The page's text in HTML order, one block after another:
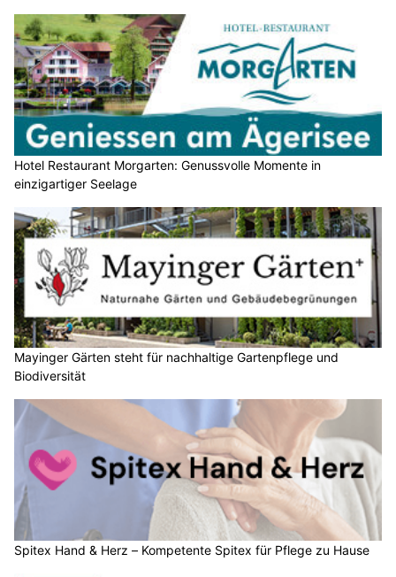
Hotel Restaurant Morgarten: Genussvolle Momente in
einzigartiger Seelage
Mayinger Gärten steht für nachhaltige Gartenpflege und
Biodiversität
Spitex Hand & Herz – Kompetente Spitex für Pflege zu Hause